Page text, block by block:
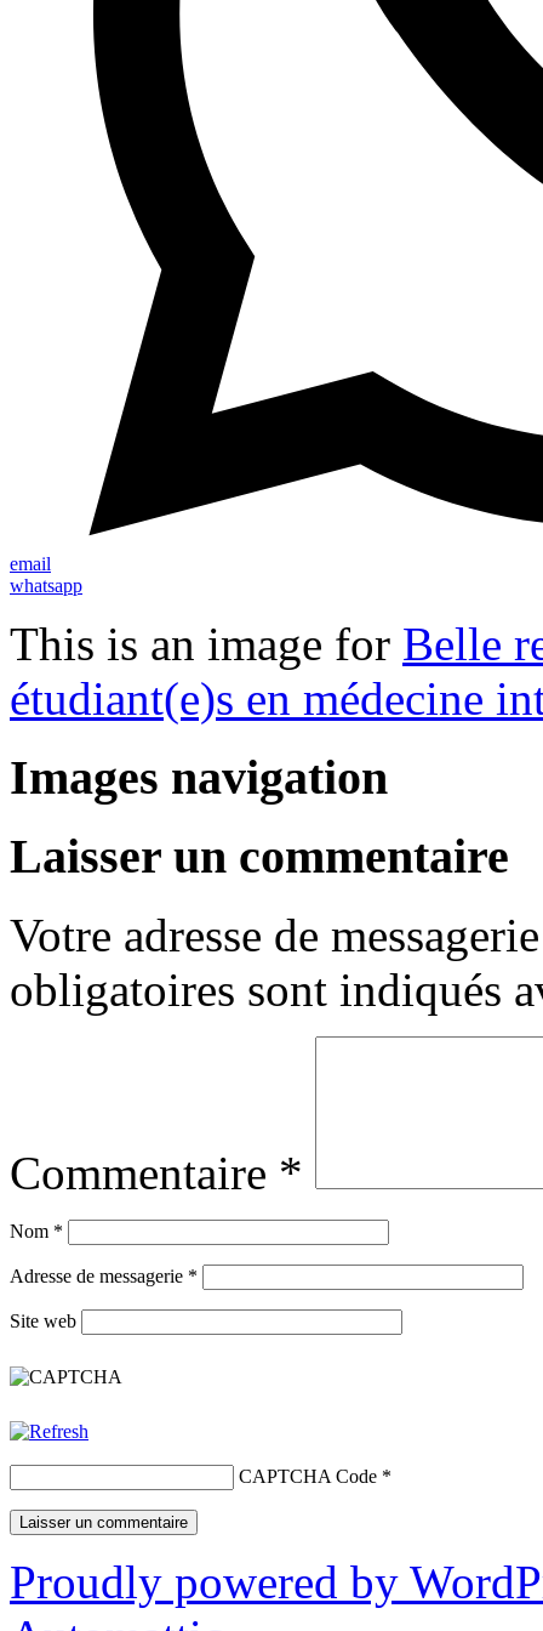
email
whatsapp
This is an image for Belle
étudiant(e)s en médecine
Images navigation
Laisser un commentaire
Votre adresse de
obligatoires sont indiqués
Commentaire *
Nom *
Adresse de messagerie *
Site web
CAPTCHA Code *
Proudly powered by